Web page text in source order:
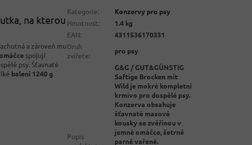
na kterou
a zároveň mu
spojují
psy. Šťavnaté
balení 1240 g
Kategorie:
Konzervy pro psy
Hmotnost:
1.4 kg
EAN:
4311536170331
Druh
zvířete:
pro psy
Popis
G&G / GUT&GÜNSTIG
Saftige Brocken mit
Wild je mokré kompletní
krmivo pro dospělé psy.
Konzerva obsahuje
šťavnaté masové
kousky se zvěřinou v
jemné omáčce, šetrně
parně vařené.